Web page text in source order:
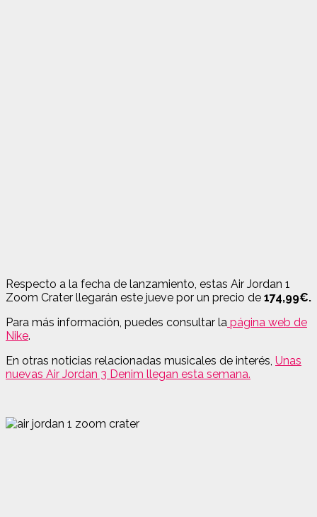
Respecto a la fecha de lanzamiento, estas Air Jordan 1
Zoom Crater llegarán este jueve por un precio de 174,99€.
Para más información, puedes consultar la página web de
Nike.
En otras noticias relacionadas musicales de interés, Unas
nuevas Air Jordan 3 Denim llegan esta semana.